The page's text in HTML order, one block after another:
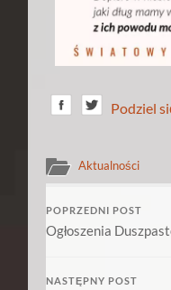
Podziel
Aktualności
POPRZEDNI POST
Ogłoszenia
NASTĘPNY POST